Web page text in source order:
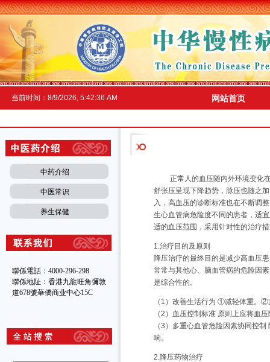
网站首页
当前时间： 8/9/2026, 5:42:37 AM
中药介绍
中医常识
养生保健
聯係電話：4000-296-298
聯係地阯：香港九龍旺角彌敦
道678號華僑商业中心15C
正常人的血压随内外环境变化在
舒张压呈现下降趋势，脉压也随之
入，高血压的诊断标准也在不断调
生心血管病危险度不同的患者，适
适的血压范围，采用针对性的治疗
1.治疗目的及原则
降压治疗的最终目的是减少高血压
常常与其他心、脑血管病的危险因
是综合性的。
（1）改善生活行为 ①减轻体重。
（2）血压控制标准 原则上应将血
（3）多重心血管危险因素协同控
响。
2.降压药物治疗